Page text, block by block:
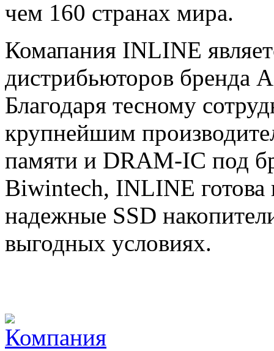
чем 160 странах мира.
Комапания INLINE
дистрибьюторов бренда
Благодаря тесному
крупнейшим
памяти и DRAM-IC под
Biwintech, INLINE готова
надежные SSD
выгодных условиях.